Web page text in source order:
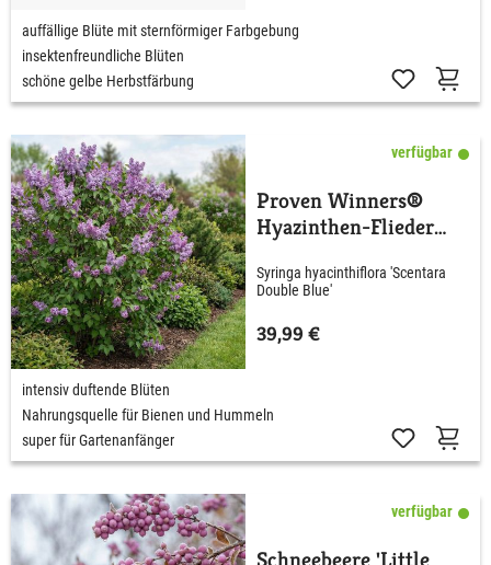
auffällige Blüte mit sternförmiger Farbgebung
insektenfreundliche Blüten
schöne gelbe Herbstfärbung
verfügbar
Proven Winners®
Hyazinthen-Flieder
Blue'
Syringa hyacinthiflora 'Scentara
Double Blue'
39,99 €
intensiv duftende Blüten
Nahrungsquelle für Bienen und Hummeln
super für Gartenanfänger
verfügbar